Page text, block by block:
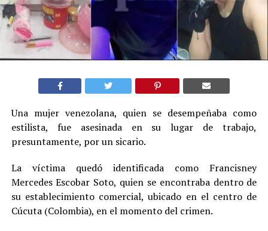
Una mujer venezolana, quien se desempeñaba como
estilista, fue asesinada en su lugar de trabajo,
presuntamente, por un sicario.
La víctima quedó identificada como Francisney
Mercedes Escobar Soto, quien se encontraba dentro de
su establecimiento comercial, ubicado en el centro de
Cúcuta (Colombia), en el momento del crimen.